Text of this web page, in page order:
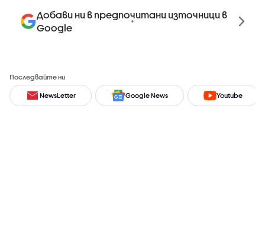
Добави ни в предпочитани източници в
Google
Последвайте ни
NewsLetter Google News Youtube